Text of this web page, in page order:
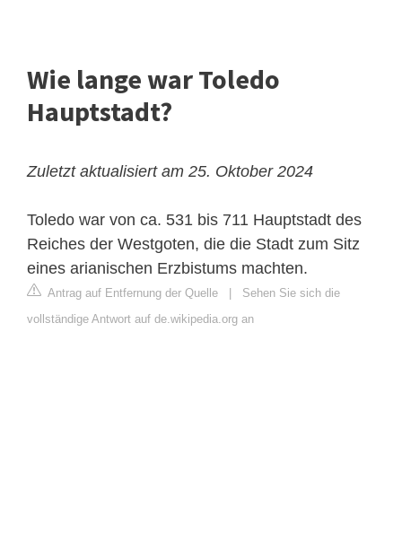
Wie lange war Toledo
Hauptstadt?
Zuletzt aktualisiert am 25. Oktober 2024
Toledo war von ca. 531 bis 711 Hauptstadt des
Reiches der Westgoten, die die Stadt zum Sitz
eines arianischen Erzbistums machten.
Antrag auf Entfernung der Quelle
Sehen Sie sich die
vollständige Antwort auf de.wikipedia.org an